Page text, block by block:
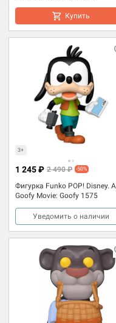
Купить
3+
Фигурка Funko POP! Disney. A
Goofy Movie: Goofy 1575
1 245 ₽ 2 490 ₽ -50%
Уведомить о наличии